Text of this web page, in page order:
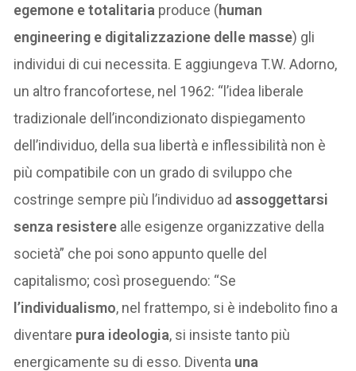
egemone e totalitaria produce (human
engineering e digitalizzazione delle masse) gli
individui di cui necessita. E aggiungeva T.W. Adorno,
un altro francofortese, nel 1962: “l’idea liberale
tradizionale dell’incondizionato dispiegamento
dell’individuo, della sua libertà e inflessibilità non è
più compatibile con un grado di sviluppo che
costringe sempre più l’individuo ad assoggettarsi
senza resistere alle esigenze organizzative della
società” che poi sono appunto quelle del
capitalismo; così proseguendo: “Se
l’individualismo, nel frattempo, si è indebolito fino a
diventare pura ideologia, si insiste tanto più
energicamente su di esso. Diventa una